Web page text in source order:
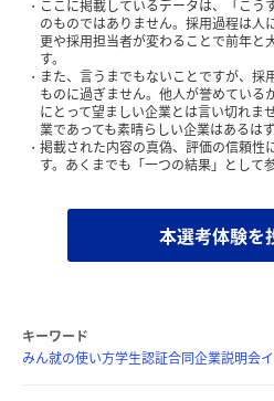
ここに掲載しているデータは、「こ
のものではありません。採用過程は人
更や採用担当者が変わることで前年と
す。
また、言うまでもないことですが、採
ものに過ぎません。他人が誉めている
にとって望ましい企業とは言い切れま
業であっても素晴らしい企業はあるはず
掲載された内容の真偽、評価の信頼性
す。あくまでも「一つの結果」として
本選考体験を
キーワード
みん就の使い方学生認証合同企業説明会